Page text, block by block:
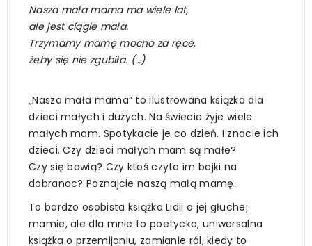
Nasza mała mama ma wiele lat,
ale jest ciągle mała.
Trzymamy mamę mocno za ręce,
żeby się nie zgubiła. (…)
„Nasza mała mama” to ilustrowana książka dla
dzieci małych i dużych. Na świecie żyje wiele
małych mam. Spotykacie je co dzień. I znacie ich
dzieci. Czy dzieci małych mam są małe?
Czy się bawią? Czy ktoś czyta im bajki na
dobranoc? Poznajcie naszą małą mamę.
To bardzo osobista książka Lidii o jej głuchej
mamie, ale dla mnie to poetycka, uniwersalna
książka o przemijaniu, zamianie ról, kiedy to